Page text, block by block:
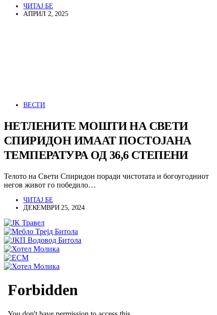
ЧИТАЈ БЕ
АПРИЛ 2, 2025
ВЕСТИ
НЕТЛЕНИТЕ МОШТИ НА СВЕТИ
СПИРИДОН ИМААТ ПОСТОЈАНА
ТЕМПЕРАТУРА ОД 36,6 СТЕПЕНИ
Телото на Свети Спиридон поради чистотата и богоугодниот
негов живот го победило…
ЧИТАЈ БЕ
ДЕКЕМВРИ 25, 2024